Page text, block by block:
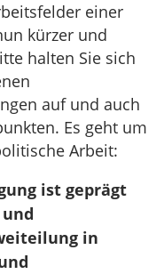
einer
kürzer und
halten Sie sich
auf und auch
Es geht um
Arbeit:
ist geprägt
in